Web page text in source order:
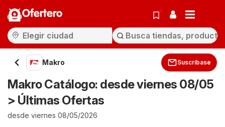
Ofertero
Makro Suscríbase
Makro Catálogo: desde viernes 08/05
> Últimas Ofertas
desde viernes 08/05/2026